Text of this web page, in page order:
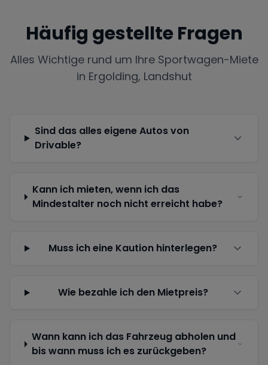
Häufig gestellte Fragen
Alles Wichtige rund um Ihre Sportwagen-Miete
in Ergolding, Landshut
Sind das alles eigene Autos von
Drivable?
Kann ich mieten, wenn ich das
Mindestalter noch nicht erreicht habe?
Muss ich eine Kaution hinterlegen?
Wie bezahle ich den Mietpreis?
Wann kann ich das Fahrzeug abholen und
bis wann muss ich es zurückgeben?